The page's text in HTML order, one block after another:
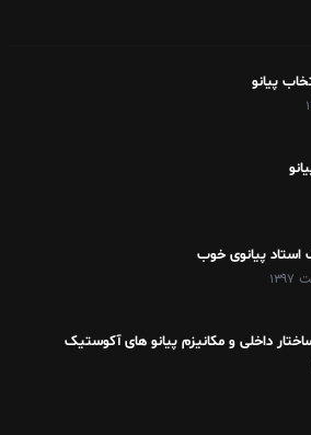
پیانو
استاد پیانوی خوب
داخلی و مکانیزم پیانو های آکوستیک